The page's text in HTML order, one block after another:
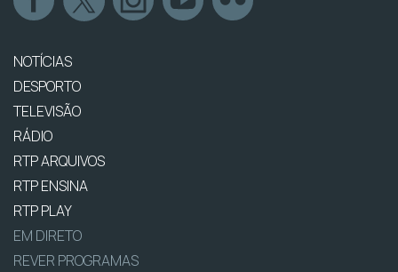
NOTÍCIAS
DESPORTO
TELEVISÃO
RÁDIO
RTP ARQUIVOS
RTP ENSINA
RTP PLAY
EM DIRETO
REVER PROGRAMAS